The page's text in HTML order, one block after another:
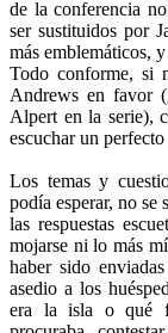
de la conferencia
ser sustituidos por
más emblemáticos,
Todo conforme, si
Andrews en favor
Alpert en la serie),
escuchar un
Los temas y
podía esperar, no
las respuestas
mojarse ni lo más
haber sido
asedio a los
era la isla o qué